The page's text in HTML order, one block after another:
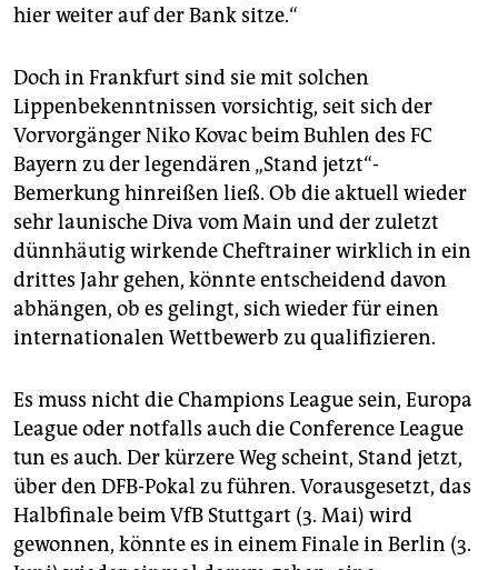
hier weiter auf der Bank sitze.“
Doch in Frankfurt sind sie mit solchen
Lippenbekenntnissen vorsichtig, seit sich der
Vorvorgänger Niko Kovac beim Buhlen des FC
Bayern zu der legendären „Stand jetzt“-
Bemerkung hinreißen ließ. Ob die aktuell wieder
sehr launische Diva vom Main und der zuletzt
dünnhäutig wirkende Cheftrainer wirklich in ein
drittes Jahr gehen, könnte entscheidend davon
abhängen, ob es gelingt, sich wieder für einen
internationalen Wettbewerb zu qualifizieren.
Es muss nicht die Champions League sein, Europa
League oder notfalls auch die Conference League
tun es auch. Der kürzere Weg scheint, Stand jetzt,
über den DFB-Pokal zu führen. Vorausgesetzt, das
Halbfinale beim VfB Stuttgart (3. Mai) wird
gewonnen, könnte es in einem Finale in Berlin (3.